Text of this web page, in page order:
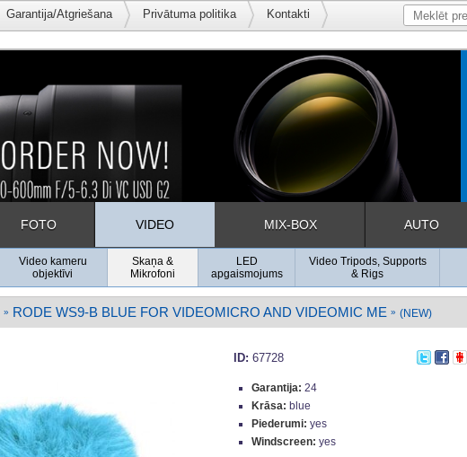
Garantija/Atgriešana Privātuma politika Kontakti
FOTO VIDEO MIX-BOX AUTO
Video kameru
objektīvi
Skaņa &
Mikrofoni
LED
apgaismojums
Video Tripods, Supports
& Rigs
» RODE WS9-B BLUE FOR VIDEOMICRO AND VIDEOMIC ME » (NEW)
ID: 67728
Garantija: 24
Krāsa: blue
Piederumi: yes
Windscreen: yes